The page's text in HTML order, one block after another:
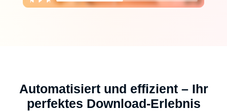
Automatisiert und effizient – Ihr
perfektes Download-Erlebnis